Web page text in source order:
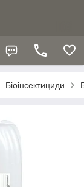
Біоінсектициди